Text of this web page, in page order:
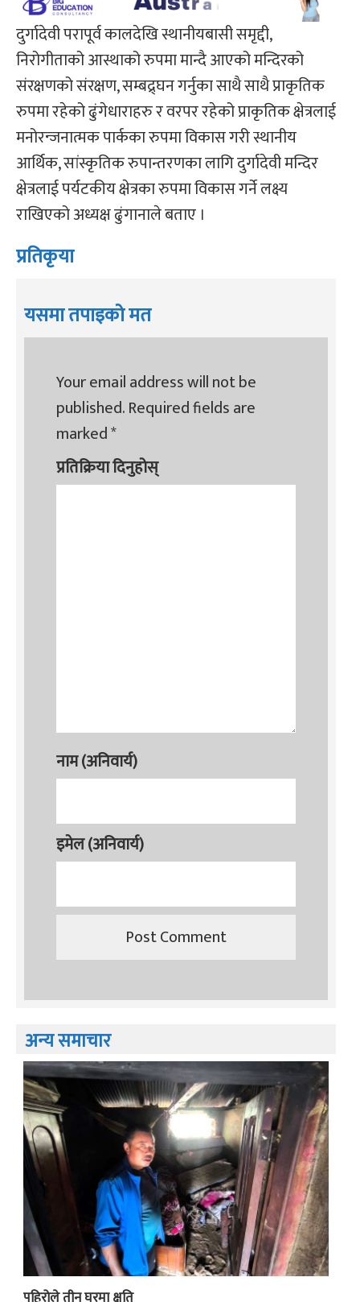
दुर्गादेवी परापूर्व कालदेखि स्थानीयबासी समृद्दी,
निरोगीताको आस्थाको रुपमा मान्दै आएको मन्दिरको
संरक्षणको संरक्षण, सम्बद्र्घन गर्नुका साथै साथै प्राकृतिक
रुपमा रहेको ढुंगेधाराहरु र वरपर रहेको प्राकृतिक क्षेत्रलाई
मनोरन्जनात्मक पार्कका रुपमा विकास गरी स्थानीय
आर्थिक, सांस्कृतिक रुपान्तरणका लागि दुर्गादेवी मन्दिर
क्षेत्रलाई पर्यटकीय क्षेत्रका रुपमा विकास गर्ने लक्ष्य
राखिएको अध्यक्ष ढुंगानाले बताए ।
प्रतिकृया
यसमा तपाइको मत
Your email address will not be
published.Required fields are
marked*
प्रतिक्रिया दिनुहोस्
नाम (अनिवार्य)
इमेल (अनिवार्य)
अन्य समाचार